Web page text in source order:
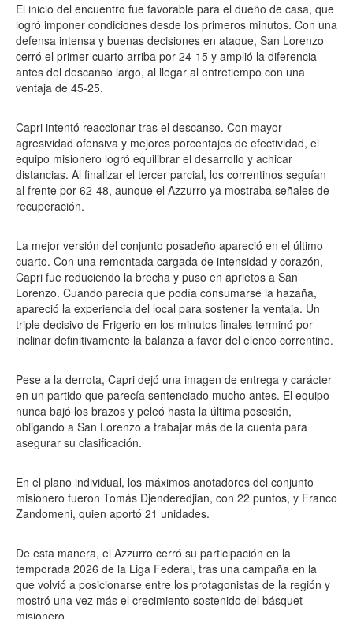
El inicio del encuentro fue favorable para el dueño de casa, que
logró imponer condiciones desde los primeros minutos. Con una
defensa intensa y buenas decisiones en ataque, San Lorenzo
cerró el primer cuarto arriba por 24-15 y amplió la diferencia
antes del descanso largo, al llegar al entretiempo con una
ventaja de 45-25.
Capri intentó reaccionar tras el descanso. Con mayor
agresividad ofensiva y mejores porcentajes de efectividad, el
equipo misionero logró equilibrar el desarrollo y achicar
distancias. Al finalizar el tercer parcial, los correntinos seguían
al frente por 62-48, aunque el Azzurro ya mostraba señales de
recuperación.
La mejor versión del conjunto posadeño apareció en el último
cuarto. Con una remontada cargada de intensidad y corazón,
Capri fue reduciendo la brecha y puso en aprietos a San
Lorenzo. Cuando parecía que podía consumarse la hazaña,
apareció la experiencia del local para sostener la ventaja. Un
triple decisivo de Frigerio en los minutos finales terminó por
inclinar definitivamente la balanza a favor del elenco correntino.
Pese a la derrota, Capri dejó una imagen de entrega y carácter
en un partido que parecía sentenciado mucho antes. El equipo
nunca bajó los brazos y peleó hasta la última posesión,
obligando a San Lorenzo a trabajar más de la cuenta para
asegurar su clasificación.
En el plano individual, los máximos anotadores del conjunto
misionero fueron Tomás Djenderedjian, con 22 puntos, y Franco
Zandomeni, quien aportó 21 unidades.
De esta manera, el Azzurro cerró su participación en la
temporada 2026 de la Liga Federal, tras una campaña en la
que volvió a posicionarse entre los protagonistas de la región y
mostró una vez más el crecimiento sostenido del básquet
misionero.